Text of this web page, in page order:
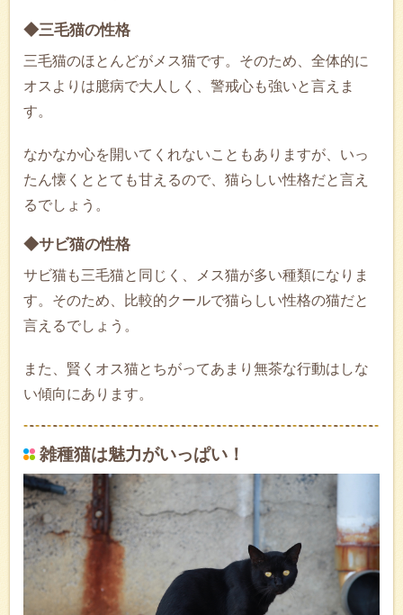
◆三毛猫の性格
三毛猫のほとんどがメス猫です。そのため、全体的に
オスよりは臆病で大人しく、警戒心も強いと言えま
す。
なかなか心を開いてくれないこともありますが、いっ
たん懐くととても甘えるので、猫らしい性格だと言え
るでしょう。
◆サビ猫の性格
サビ猫も三毛猫と同じく、メス猫が多い種類になりま
す。そのため、比較的クールで猫らしい性格の猫だと
言えるでしょう。
また、賢くオス猫とちがってあまり無茶な行動はしな
い傾向にあります。
雑種猫は魅力がいっぱい！